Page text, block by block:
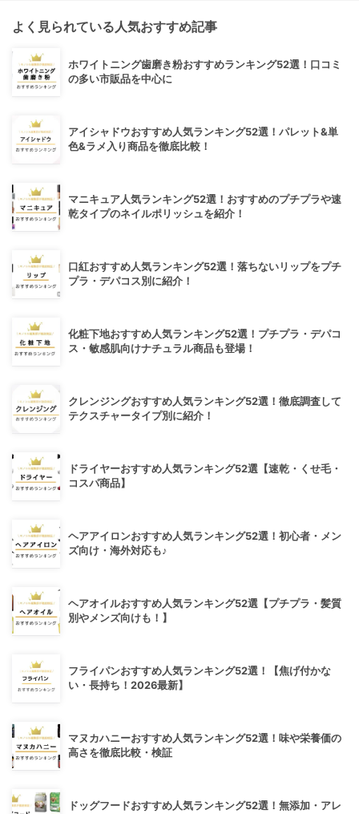
よく見られている人気おすすめ記事
ホワイトニング歯磨き粉おすすめランキング52選！口コミ
の多い市販品を中心に
アイシャドウおすすめ人気ランキング52選！パレット&単
色&ラメ入り商品を徹底比較！
マニキュア人気ランキング52選！おすすめのプチプラや速
乾タイプのネイルポリッシュを紹介！
口紅おすすめ人気ランキング52選！落ちないリップをプチ
プラ・デパコス別に紹介！
化粧下地おすすめ人気ランキング52選！プチプラ・デパコ
ス・敏感肌向けナチュラル商品も登場！
クレンジングおすすめ人気ランキング52選！徹底調査して
テクスチャータイプ別に紹介！
ドライヤーおすすめ人気ランキング52選【速乾・くせ毛・
コスパ商品】
ヘアアイロンおすすめ人気ランキング52選！初心者・メン
ズ向け・海外対応も♪
ヘアオイルおすすめ人気ランキング52選【プチプラ・髪質
別やメンズ向けも！】
フライパンおすすめ人気ランキング52選！【焦げ付かな
い・長持ち！2026最新】
マヌカハニーおすすめ人気ランキング52選！味や栄養価の
高さを徹底比較・検証
ドッグフードおすすめ人気ランキング52選！無添加・アレ